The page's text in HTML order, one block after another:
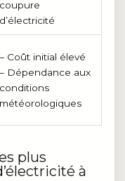
coupure
d’électricité
– Coût initial élevé
– Dépendance aux
conditions
météorologiques
plus
à